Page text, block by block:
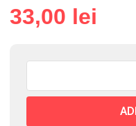
33,00 lei
PLASA